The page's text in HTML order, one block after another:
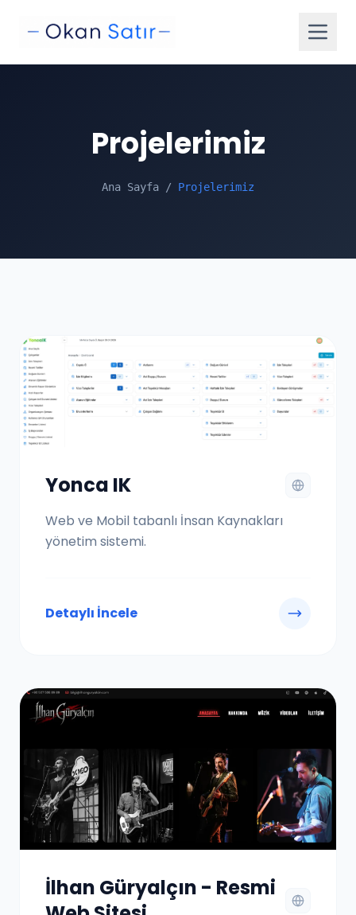
Projelerimiz
Ana Sayfa / Projelerimiz
Yonca IK
Web ve Mobil tabanlı İnsan Kaynakları
yönetim sistemi.
Detaylı İncele
İlhan Güryalçın - Resmi